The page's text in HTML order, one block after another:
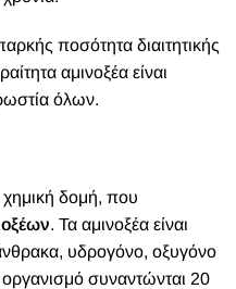
ποσότητα διαιτητικής
αμινοξέα είναι
όλων.
χημική δομή, που
. Τα αμινοξέα είναι
υδρογόνο, οξυγόνο
συναντώνται 20